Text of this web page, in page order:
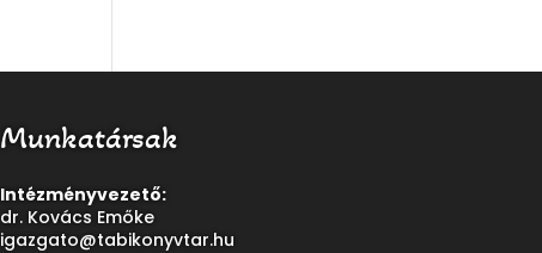
Munkatársak
Intézményvezető:
dr. Kovács Emőke
igazgato@tabikonyvtar.hu